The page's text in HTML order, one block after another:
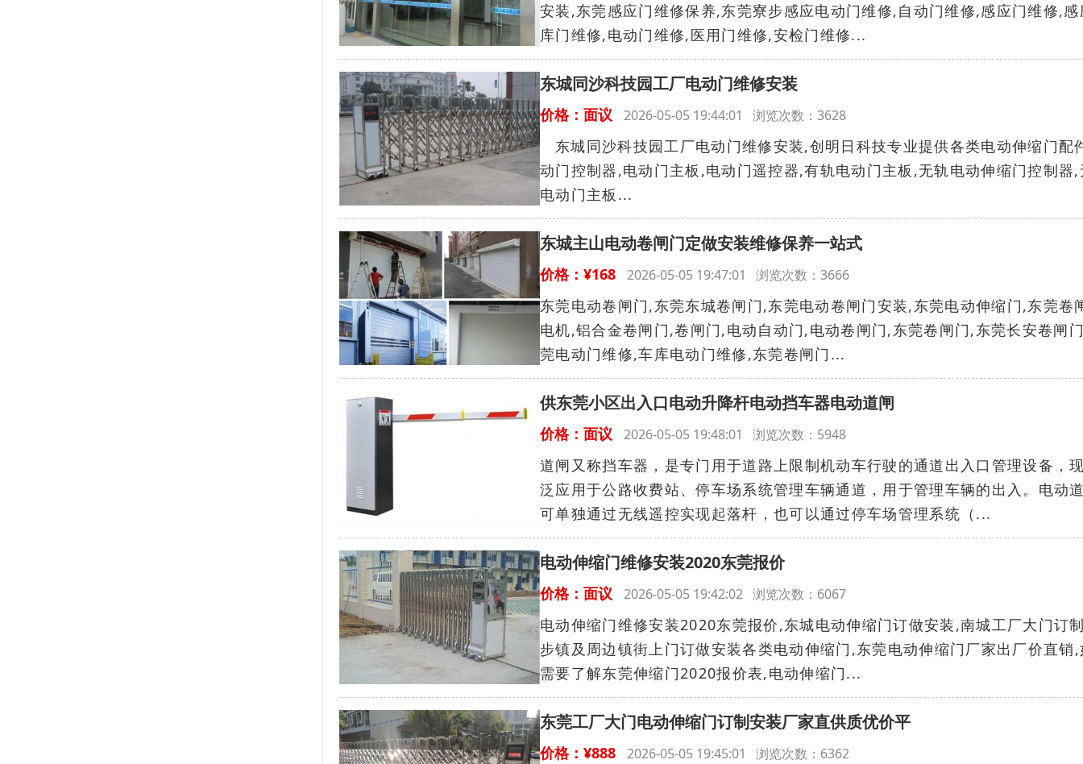
安装,东莞感应门维修保养,东莞寮步感应电动门维修,自动门维修,感应门维修,
库门维修,电动门维修,医用门维修,安检门维修...
东城同沙科技园工厂电动门维修安装
价格：面议 2026-05-05 19:44:01 浏览次数：3628
东城同沙科技园工厂电动门维修安装,创明日科技专业提供各类电动伸缩门配
动门控制器,电动门主板,电动门遥控器,有轨电动门主板,无轨电动伸缩门控制器
电动门主板...
东城主山电动卷闸门定做安装维修保养一站式
价格：¥168 2026-05-05 19:47:01 浏览次数：3666
东莞电动卷闸门,东莞东城卷闸门,东莞电动卷闸门安装,东莞电动伸缩门,东莞卷
电机,铝合金卷闸门,卷闸门,电动自动门,电动卷闸门,东莞卷闸门,东莞长安卷闸
莞电动门维修,车库电动门维修,东莞卷闸门...
供东莞小区出入口电动升降杆电动挡车器电动道闸
价格：面议 2026-05-05 19:48:01 浏览次数：5948
道闸又称挡车器，是专门用于道路上限制机动车行驶的通道出入口管理设备，
泛应用于公路收费站、停车场系统管理车辆通道，用于管理车辆的出入。电动
可单独通过无线遥控实现起落杆，也可以通过停车场管理系统（...
电动伸缩门维修安装2020东莞报价
价格：面议 2026-05-05 19:42:02 浏览次数：6067
电动伸缩门维修安装2020东莞报价,东城电动伸缩门订做安装,南城工厂大门订
步镇及周边镇街上门订做安装各类电动伸缩门,东莞电动伸缩门厂家出厂价直销
需要了解东莞伸缩门2020报价表,电动伸缩门...
东莞工厂大门电动伸缩门订制安装厂家直供质优价平
价格：¥888 2026-05-05 19:45:01 浏览次数：6362